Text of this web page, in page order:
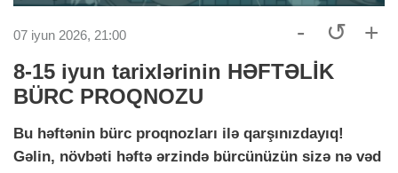
07 iyun 2026, 21:00 - ↺ +
8-15 iyun tarixlərinin HƏFTƏLİK
BÜRC PROQNOZU
Bu həftənin bürc proqnozları ilə qarşınızdayıq!
Gəlin, növbəti həftə ərzində bürcünüzün sizə nə vəd